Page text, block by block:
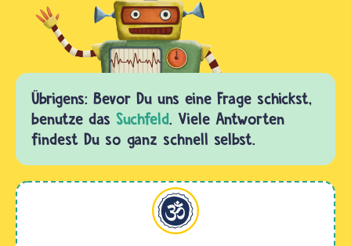
Übrigens: Bevor Du uns eine Frage schickst,
benutze das Suchfeld. Viele Antworten
findest Du so ganz schnell selbst.